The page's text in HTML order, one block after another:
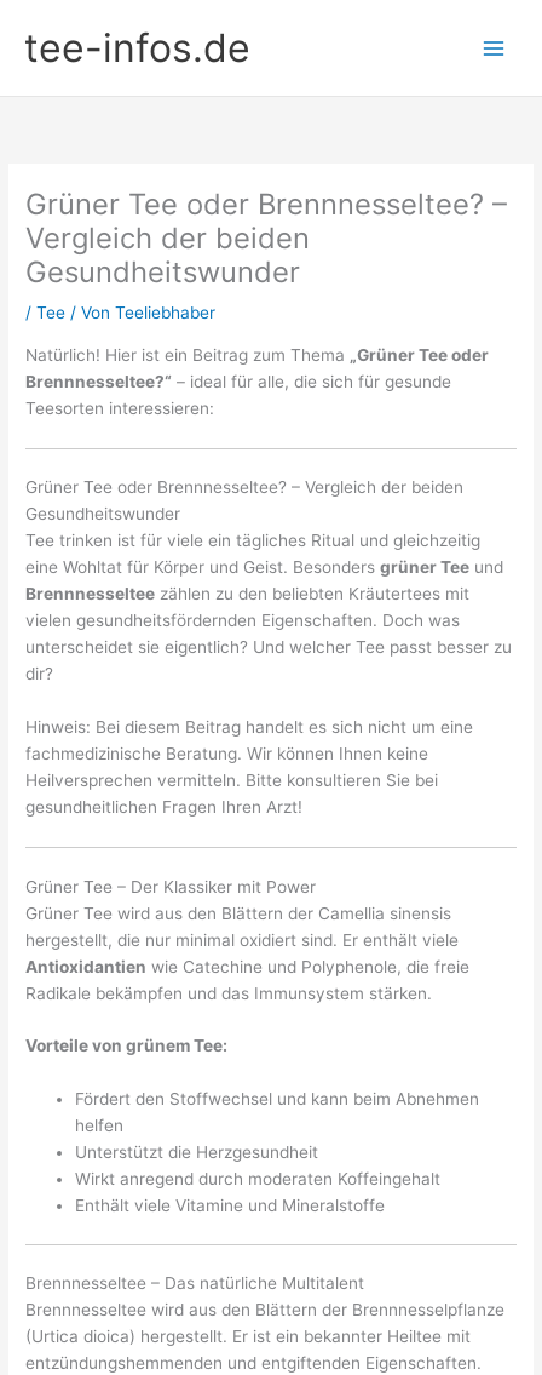
Inhalt
springen
tee-infos.de
Grüner Tee oder Brennnesseltee? –
Vergleich der beiden
Gesundheitswunder
/Tee / VonTeeliebhaber
Natürlich! Hier ist ein Beitrag zum Thema „Grüner Tee oder
Brennnesseltee?“ – ideal für alle, die sich für gesunde
Teesorten interessieren:
Grüner Tee oder Brennnesseltee? – Vergleich der beiden
Gesundheitswunder
Tee trinken ist für viele ein tägliches Ritual und gleichzeitig
eine Wohltat für Körper und Geist. Besondersgrüner Tee und
Brennnesseltee zählen zu den beliebten Kräutertees mit
vielen gesundheitsfördernden Eigenschaften. Doch was
unterscheidet sie eigentlich? Und welcher Tee passt besser zu
dir?
Hinweis: Bei diesem Beitrag handelt es sich nicht um eine
fachmedizinische Beratung. Wir können Ihnen keine
Heilversprechen vermitteln. Bitte konsultieren Sie bei
gesundheitlichen Fragen Ihren Arzt!
Grüner Tee – Der Klassiker mit Power
Grüner Tee wird aus den Blättern der Camellia sinensis
hergestellt, die nur minimal oxidiert sind. Er enthält viele
Antioxidantien wie Catechine und Polyphenole, die freie
Radikale bekämpfen und das Immunsystem stärken.
Vorteile von grünem Tee:
Fördert den Stoffwechsel und kann beim Abnehmen
helfen
Unterstützt die Herzgesundheit
Wirkt anregend durch moderaten Koffeingehalt
Enthält viele Vitamine und Mineralstoffe
Brennnesseltee – Das natürliche Multitalent
Brennnesseltee wird aus den Blättern der Brennnesselpflanze
(Urtica dioica) hergestellt. Er ist ein bekannter Heiltee mit
entzündungshemmenden und entgiftenden Eigenschaften.